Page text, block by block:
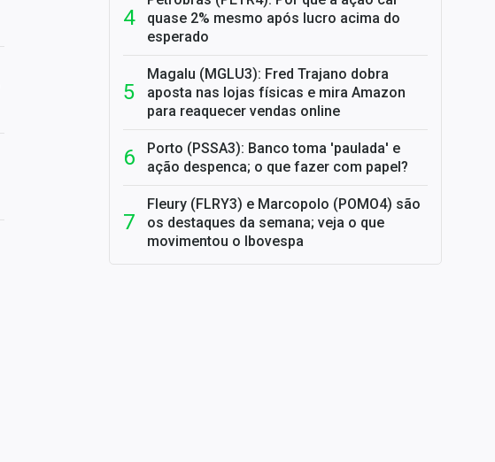
quase 2% mesmo após lucro acima do
esperado
Magalu (MGLU3): Fred Trajano dobra
aposta nas lojas físicas e mira Amazon
para reaquecer vendas online
Porto (PSSA3): Banco toma 'paulada' e
ação despenca; o que fazer com papel?
Fleury (FLRY3) e Marcopolo (POMO4) são
os destaques da semana; veja o que
movimentou o Ibovespa